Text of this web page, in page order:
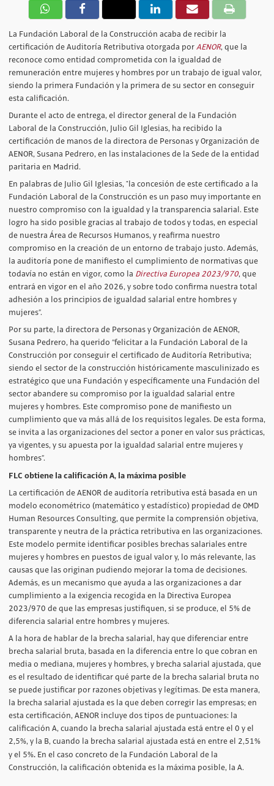
La Fundación Laboral de la Construcción acaba de recibir la
certificación de Auditoría Retributiva otorgada por AENOR, que la
reconoce como entidad comprometida con la igualdad de
remuneración entre mujeres y hombres por un trabajo de igual valor,
siendo la primera Fundación y la primera de su sector en conseguir
esta calificación.
Durante el acto de entrega, el director general de la Fundación
Laboral de la Construcción, Julio Gil Iglesias, ha recibido la
certificación de manos de la directora de Personas y Organización de
AENOR, Susana Pedrero, en las instalaciones de la Sede de la entidad
paritaria en Madrid.
En palabras de Julio Gil Iglesias, "la concesión de este certificado a la
Fundación Laboral de la Construcción es un paso muy importante en
nuestro compromiso con la igualdad y la transparencia salarial. Este
logro ha sido posible gracias al trabajo de todos y todas, en especial
de nuestra Área de Recursos Humanos, y reafirma nuestro
compromiso en la creación de un entorno de trabajo justo. Además,
la auditoría pone de manifiesto el cumplimiento de normativas que
todavía no están en vigor, como la Directiva Europea 2023/970, que
entrará en vigor en el año 2026, y sobre todo confirma nuestra total
adhesión a los principios de igualdad salarial entre hombres y
mujeres”.
Por su parte, la directora de Personas y Organización de AENOR,
Susana Pedrero, ha querido “felicitar a la Fundación Laboral de la
Construcción por conseguir el certificado de Auditoría Retributiva;
siendo el sector de la construcción históricamente masculinizado es
estratégico que una Fundación y específicamente una Fundación del
sector abandere su compromiso por la igualdad salarial entre
mujeres y hombres. Este compromiso pone de manifiesto un
cumplimiento que va más allá de los requisitos legales. De esta forma,
se invita a las organizaciones del sector a poner en valor sus prácticas,
ya vigentes, y su apuesta por la igualdad salarial entre mujeres y
hombres”.
FLC obtiene la calificación A, la máxima posible
La certificación de AENOR de auditoría retributiva está basada en un
modelo econométrico (matemático y estadístico) propiedad de OMD
Human Resources Consulting, que permite la comprensión objetiva,
transparente y neutra de la práctica retributiva en las organizaciones.
Este modelo permite identificar posibles brechas salariales entre
mujeres y hombres en puestos de igual valor y, lo más relevante, las
causas que las originan pudiendo mejorar la toma de decisiones.
Además, es un mecanismo que ayuda a las organizaciones a dar
cumplimiento a la exigencia recogida en la Directiva Europea
2023/970 de que las empresas justifiquen, si se produce, el 5% de
diferencia salarial entre hombres y mujeres.
A la hora de hablar de la brecha salarial, hay que diferenciar entre
brecha salarial bruta, basada en la diferencia entre lo que cobran en
media o mediana, mujeres y hombres, y brecha salarial ajustada, que
es el resultado de identificar qué parte de la brecha salarial bruta no
se puede justificar por razones objetivas y legítimas. De esta manera,
la brecha salarial ajustada es la que deben corregir las empresas; en
esta certificación, AENOR incluye dos tipos de puntuaciones: la
calificación A, cuando la brecha salarial ajustada está entre el 0 y el
2,5%, y la B, cuando la brecha salarial ajustada está en entre el 2,51%
y el 5%. En el caso concreto de la Fundación Laboral de la
Construcción, la calificación obtenida es la máxima posible, la A.